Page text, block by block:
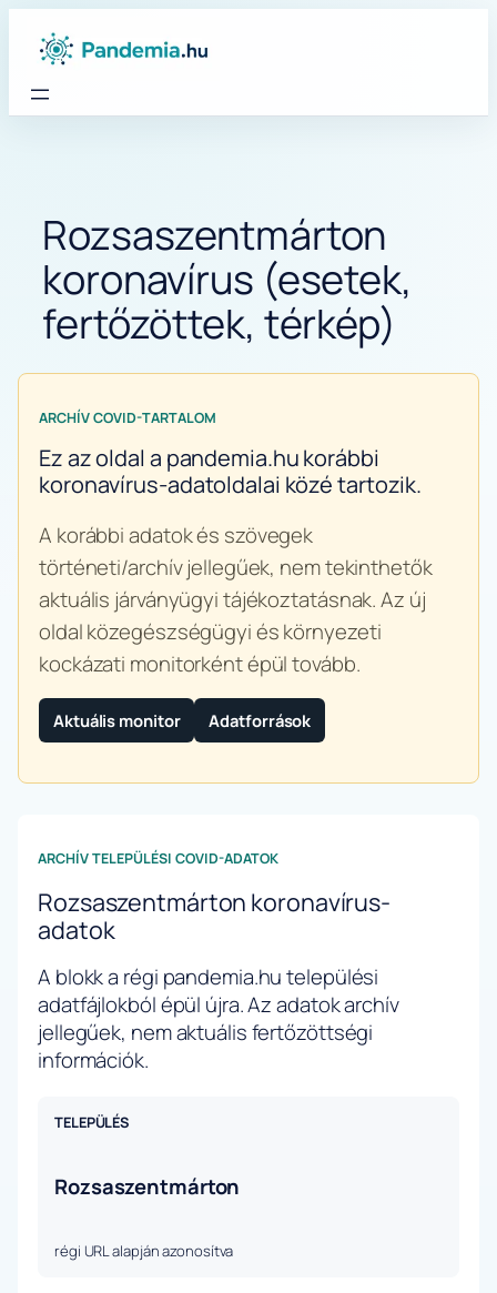
Rozsaszentmárton
koronavírus (esetek,
fertőzöttek, térkép)
ARCHÍV COVID-TARTALOM
Ez az oldal a pandemia.hu korábbi
koronavírus-adatoldalai közé tartozik.
A korábbi adatok és szövegek
történeti/archív jellegűek, nem tekinthetők
aktuális járványügyi tájékoztatásnak. Az új
oldal közegészségügyi és környezeti
kockázati monitorként épül tovább.
Aktuális monitor Adatforrások
ARCHÍV TELEPÜLÉSI COVID-ADATOK
Rozsaszentmárton koronavírus-
adatok
A blokk a régi pandemia.hu települési
adatfájlokból épül újra. Az adatok archív
jellegűek, nem aktuális fertőzöttségi
információk.
TELEPÜLÉS
Rozsaszentmárton
régi URL alapján azonosítva